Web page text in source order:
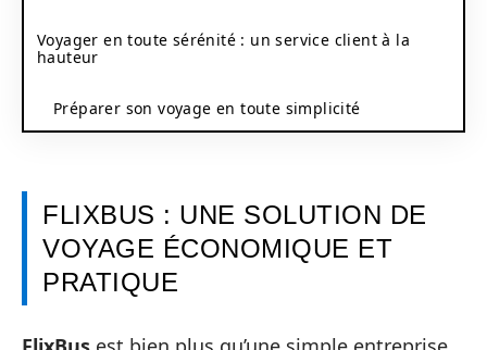
Voyager en toute sérénité : un service client à la
hauteur
Préparer son voyage en toute simplicité
FLIXBUS : UNE SOLUTION DE
VOYAGE ÉCONOMIQUE ET
PRATIQUE